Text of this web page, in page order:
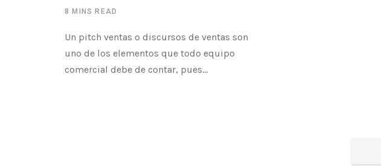
8 MINS READ
Un pitch ventas o discursos de ventas son
uno de los elementos que todo equipo
comercial debe de contar, pues…